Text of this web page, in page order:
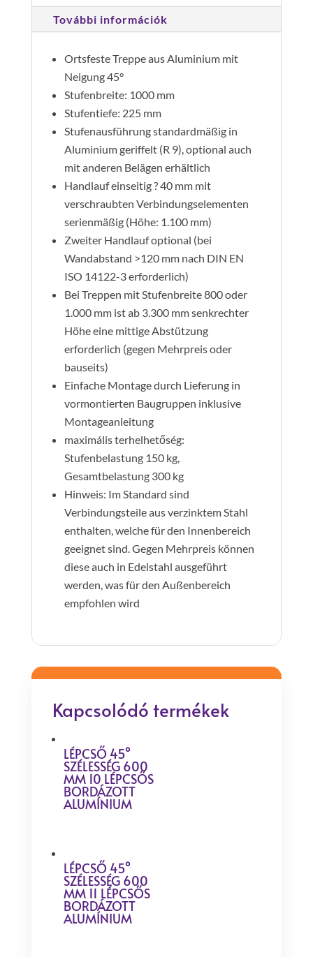
alumínium
mennyiség
További információk
Ortsfeste Treppe aus Aluminium mit
Neigung 45°
Stufenbreite: 1000 mm
Stufentiefe: 225 mm
Stufenausführung standardmäßig in
Aluminium geriffelt (R 9), optional auch
mit anderen Belägen erhältlich
Handlauf einseitig ? 40 mm mit
verschraubten Verbindungselementen
serienmäßig (Höhe: 1.100 mm)
Zweiter Handlauf optional (bei
Wandabstand >120 mm nach DIN EN
ISO 14122-3 erforderlich)
Bei Treppen mit Stufenbreite 800 oder
1.000 mm ist ab 3.300 mm senkrechter
Höhe eine mittige Abstützung
erforderlich (gegen Mehrpreis oder
bauseits)
Einfache Montage durch Lieferung in
vormontierten Baugruppen inklusive
Montageanleitung
maximális terhelhetőség:
Stufenbelastung 150 kg,
Gesamtbelastung 300 kg
Hinweis: Im Standard sind
Verbindungsteile aus verzinktem Stahl
enthalten, welche für den Innenbereich
geeignet sind. Gegen Mehrpreis können
diese auch in Edelstahl ausgeführt
werden, was für den Außenbereich
empfohlen wird
Kapcsolódó termékek
LÉPCSŐ 45°
SZÉLESSÉG 600
MM 10 LÉPCSŐS
BORDÁZOTT
ALUMÍNIUM
LÉPCSŐ 45°
SZÉLESSÉG 600
MM 11 LÉPCSŐS
BORDÁZOTT
ALUMÍNIUM